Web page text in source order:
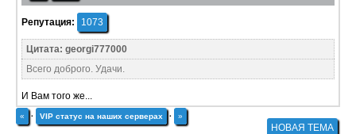
Репутация: 1073
Цитата: georgi777000
Всего доброго. Удачи.
И Вам того же...
« · VIP статус на наших серверах · »
НОВАЯ ТЕМА